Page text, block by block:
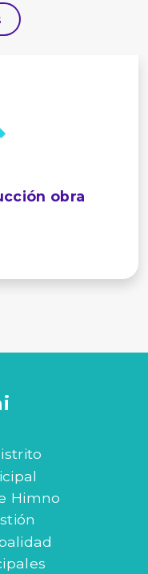
obra
Himno